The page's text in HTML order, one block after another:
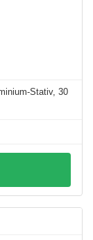
Stativ, 30